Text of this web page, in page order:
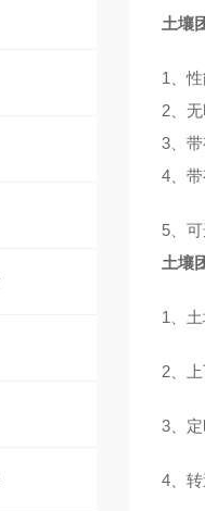
土壤
1、
2、
3、
4、
5、
土壤
1、
2、
3、
4、